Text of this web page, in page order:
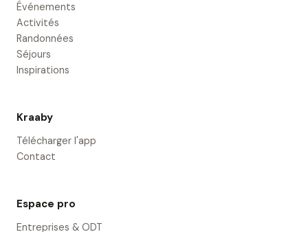
Événements
Activités
Randonnées
Séjours
Inspirations
Kraaby
Télécharger l'app
Contact
Espace pro
Entreprises & ODT